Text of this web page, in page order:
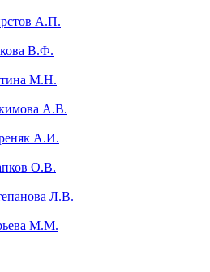
А.П.
В.Ф.
М.Н.
А.В.
А.И.
О.В.
Л.В.
М.М.